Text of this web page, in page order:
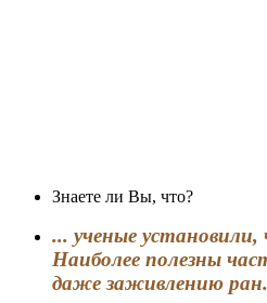
Знаете ли Вы, что?
... ученые
Наиболее полезны
даже заживлению ран.